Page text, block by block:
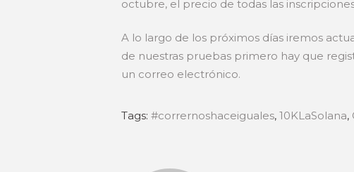
octubre, el precio de todas las
A lo largo de los próximos días iremos
de nuestras pruebas primero hay que
un correo electrónico.
Tags: #corrernoshaceiguales, 10KLaSolana,